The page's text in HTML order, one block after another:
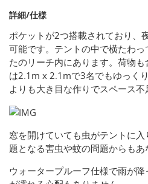
詳細/仕様
ポケットが2つ搭載されており、
可能です。テントの中で横たわ
たのリーチ内にあります。荷物
は2.1m x 2.1mで3名でもゆっく
よりも大き目な作りでスペース不
窓を開けていても虫がテントに
題となる害虫や蚊の問題からもあ
ウォータープルーフ仕様で雨が